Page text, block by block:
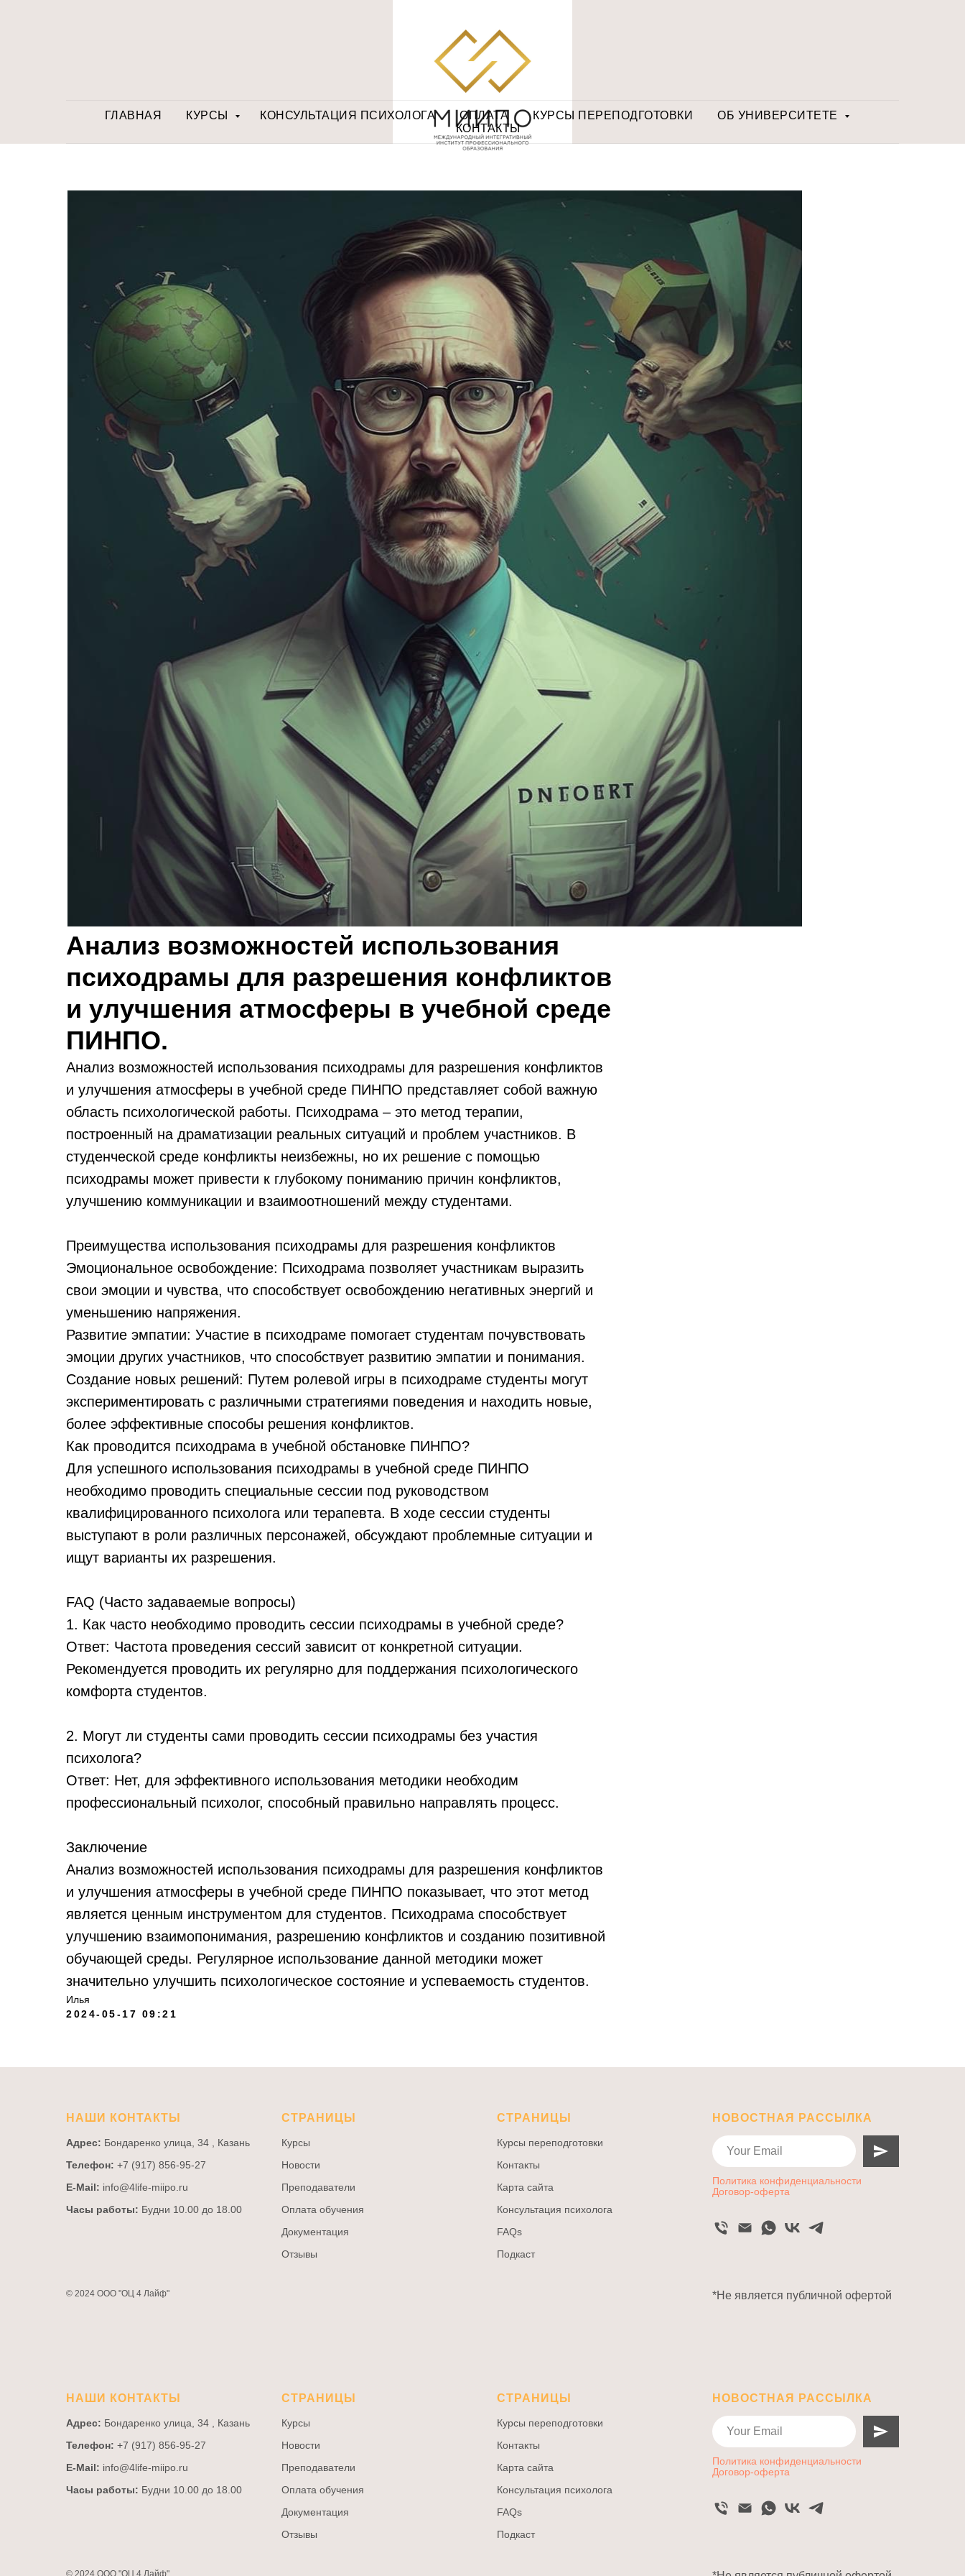
ГЛАВНАЯ КУРСЫ КОНСУЛЬТАЦИЯ ПСИХОЛОГА ОПЛАТА КУРСЫ ПЕРЕПОДГОТОВКИ
ОБ УНИВЕРСИТЕТЕ
КОНТАКТЫ
Анализ возможностей использования
психодрамы для разрешения конфликтов
и улучшения атмосферы в учебной среде
ПИНПО.
Анализ возможностей использования психодрамы для разрешения конфликтов
и улучшения атмосферы в учебной среде ПИНПО представляет собой важную
область психологической работы. Психодрама – это метод терапии,
построенный на драматизации реальных ситуаций и проблем участников. В
студенческой среде конфликты неизбежны, но их решение с помощью
психодрамы может привести к глубокому пониманию причин конфликтов,
улучшению коммуникации и взаимоотношений между студентами.
Преимущества использования психодрамы для разрешения конфликтов
Эмоциональное освобождение: Психодрама позволяет участникам выразить
свои эмоции и чувства, что способствует освобождению негативных энергий и
уменьшению напряжения.
Развитие эмпатии: Участие в психодраме помогает студентам почувствовать
эмоции других участников, что способствует развитию эмпатии и понимания.
Создание новых решений: Путем ролевой игры в психодраме студенты могут
экспериментировать с различными стратегиями поведения и находить новые,
более эффективные способы решения конфликтов.
Как проводится психодрама в учебной обстановке ПИНПО?
Для успешного использования психодрамы в учебной среде ПИНПО
необходимо проводить специальные сессии под руководством
квалифицированного психолога или терапевта. В ходе сессии студенты
выступают в роли различных персонажей, обсуждают проблемные ситуации и
ищут варианты их разрешения.
FAQ (Часто задаваемые вопросы)
1. Как часто необходимо проводить сессии психодрамы в учебной среде?
Ответ: Частота проведения сессий зависит от конкретной ситуации.
Рекомендуется проводить их регулярно для поддержания психологического
комфорта студентов.
2. Могут ли студенты сами проводить сессии психодрамы без участия
психолога?
Ответ: Нет, для эффективного использования методики необходим
профессиональный психолог, способный правильно направлять процесс.
Заключение
Анализ возможностей использования психодрамы для разрешения конфликтов
и улучшения атмосферы в учебной среде ПИНПО показывает, что этот метод
является ценным инструментом для студентов. Психодрама способствует
улучшению взаимопонимания, разрешению конфликтов и созданию позитивной
обучающей среды. Регулярное использование данной методики может
значительно улучшить психологическое состояние и успеваемость студентов.
Илья
2024-05-17 09:21
НАШИ КОНТАКТЫ
Адрес: Бондаренко улица, 34 , Казань
Телефон: +7 (917) 856-95-27
E-Mail: info@4life-miipo.ru
Часы работы: Будни 10.00 до 18.00
СТРАНИЦЫ
Курсы
Новости
Преподаватели
Оплата обучения
Документация
Отзывы
СТРАНИЦЫ
Курсы переподготовки
Контакты
Карта сайта
Консультация психолога
FAQs
Подкаст
НОВОСТНАЯ РАССЫЛКА
Политика конфиденциальности
Договор-оферта
© 2024 ООО "ОЦ 4 Лайф" *Не является публичной офертой
НАШИ КОНТАКТЫ
Адрес: Бондаренко улица, 34 , Казань
Телефон: +7 (917) 856-95-27
E-Mail: info@4life-miipo.ru
Часы работы: Будни 10.00 до 18.00
СТРАНИЦЫ
Курсы
Новости
Преподаватели
Оплата обучения
Документация
Отзывы
СТРАНИЦЫ
Курсы переподготовки
Контакты
Карта сайта
Консультация психолога
FAQs
Подкаст
НОВОСТНАЯ РАССЫЛКА
Политика конфиденциальности
Договор-оферта
© 2024 ООО "ОЦ 4 Лайф"